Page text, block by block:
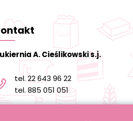
A. Cieślikowski s.j.
tel. 22 643 96 22
tel. 885 051 051